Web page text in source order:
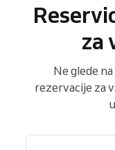
za
Ne glede
rezervacije za